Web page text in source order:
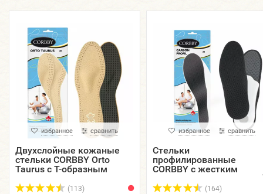
избранное сравнить
Двухслойные кожаные
стельки CORBBY Orto
Taurus с Т-образным
(113)
избранное сравнить
Стельки
профилированные
CORBBY с жестким
супинатором и
мембранной тканью
(164)